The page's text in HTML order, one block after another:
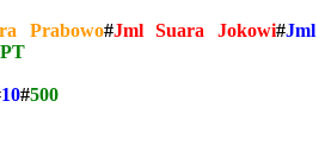
Prabowo#Jml Suara Jokowi#Jml
10#500